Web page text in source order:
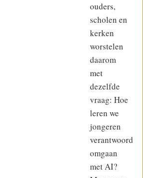
ouders,
scholen en
kerken
worstelen
daarom
met
dezelfde
vraag: Hoe
leren we
jongeren
verantwoord
omgaan
met AI?